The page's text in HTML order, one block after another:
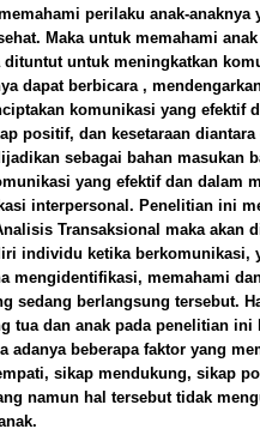
perilaku anak-
Maka untuk memahami
untuk meningkatkan
dapat berbicara ,
komunikasi yang efektif
positif, dan kesetaraan
sebagai bahan masukan
yang efektif dan dalam
interpersonal. Penelitian ini
Transaksional maka akan
individu ketika berkomunikasi,
mengidentifikasi, memahami
sedang berlangsung tersebut.
tua dan anak pada penelitian
adanya beberapa faktor yang
sikap mendukung, sikap
namun hal tersebut tidak